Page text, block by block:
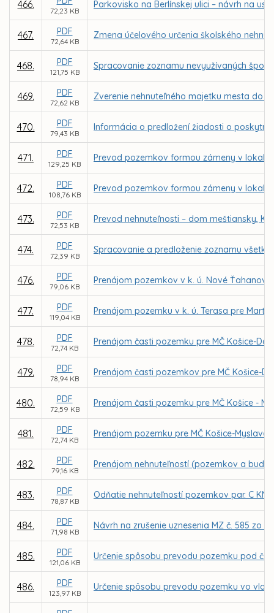
466.
72,23 KB
Parkovisko na Berlínskej ulici – návrh na
467. PDF
72,64 KB
Zmena účelového určenia školského
468. PDF
121,75 KB
Spracovanie zoznamu nevyužívaných
469. PDF
72,62 KB
Zverenie nehnuteľného majetku mesta do
470. PDF
79,43 KB
Informácia o predložení žiadosti o
471. PDF
129,25 KB
Prevod pozemkov formou zámeny v
472. PDF
108,76 KB
Prevod pozemkov formou zámeny v
473. PDF
72,53 KB
Prevod nehnuteľnosti – dom meštiansky,
474. PDF
72,39 KB
Spracovanie a predloženie zoznamu
476. PDF
79,06 KB
Prenájom pozemkov v k. ú. Nové
477. PDF
119,04 KB
Prenájom pozemku v k. ú. Terasa pre
478. PDF
72,74 KB
Prenájom časti pozemku pre MČ Košice-
479. PDF
78,94 KB
Prenájom časti pozemkov pre MČ Košice-
480. PDF
72,59 KB
Prenájom časti pozemku pre MČ Košice -
481. PDF
72,74 KB
Prenájom pozemku pre MČ Košice-
482. PDF
79,16 KB
Prenájom nehnuteľností (pozemkov a
483. PDF
78,87 KB
Odňatie nehnuteľností pozemkov par. C KN
484. PDF
71,98 KB
Návrh na zrušenie uznesenia MZ č. 585 zo
485. PDF
121,06 KB
Určenie spôsobu prevodu pozemku pod
486. PDF
123,97 KB
Určenie spôsobu prevodu pozemku vo